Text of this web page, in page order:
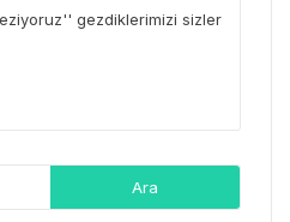
gezdiklerimizi sizler